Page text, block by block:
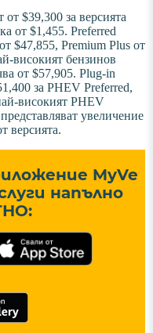
$39,300 за версията
от $1,455. Preferred
$47,855, Premium Plus от
високият бензинов
от $57,905. Plug-in
за PHEV Preferred,
високият PHEV
увеличение
версията.
MyVe
напълно